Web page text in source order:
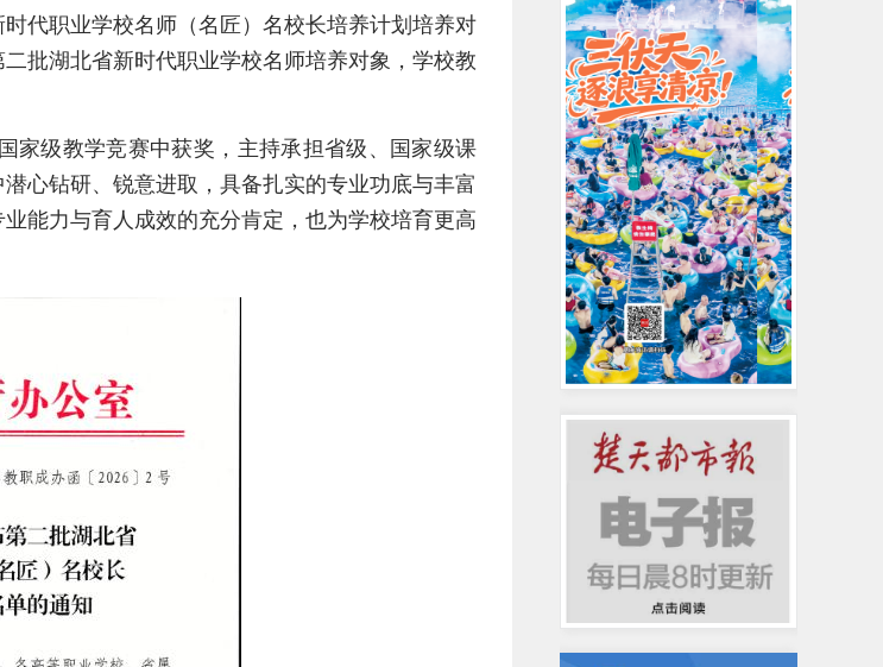
代职业学校名师（名匠）名校长培养计划培养对
批湖北省新时代职业学校名师培养对象，学校教
家级教学竞赛中获奖，主持承担省级、国家级课
心钻研、锐意进取，具备扎实的专业功底与丰富
能力与育人成效的充分肯定，也为学校培育更高